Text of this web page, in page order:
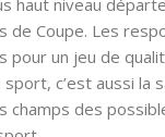
haut niveau
de Coupe. Les
un jeu de
sport, c’est aussi
champs des